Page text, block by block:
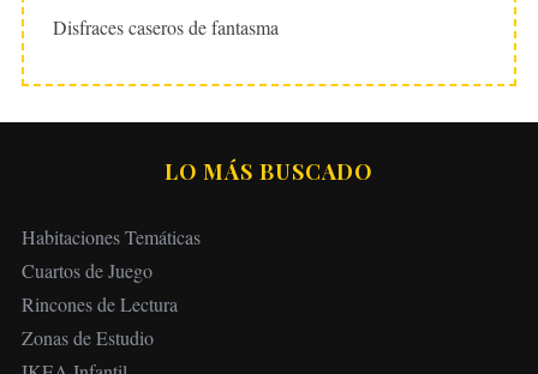
Disfraces caseros de fantasma
LO MÁS BUSCADO
Habitaciones Temáticas
Cuartos de Juego
Rincones de Lectura
Zonas de Estudio